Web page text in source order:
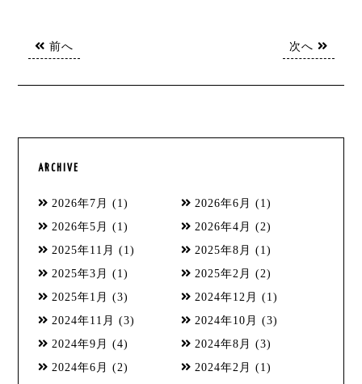
前へ 次へ
ARCHIVE
2026年7月 (1) 2026年6月
(1)
2026年5月
(1) 2026年4月
(2)
2025年11月
(1) 2025年8月
(1)
2025年3月
(1) 2025年2月
(2)
2025年1月
(3) 2024年12月
(1)
2024年11月
(3) 2024年10月
(3)
2024年9月
(4) 2024年8月
(3)
2024年6月
(2) 2024年2月
(1)